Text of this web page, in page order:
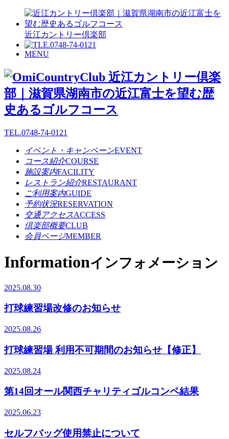
近江カントリー倶楽部
MENU
TEL.0748-74-0121
イベント・キャンペーンEVENT
コース紹介COURSE
施設案内FACILITY
レストラン紹介RESTAURANT
ご利用案内GUIDE
予約状況RESERVATION
交通アクセスACCESS
倶楽部概要CLUB
会員ページMEMBER
Informationインフォメーション
2025.08.30
打球練習場改修のお知らせ
2025.08.26
打球練習場 利用不可期間のお知らせ【修正】
2025.08.24
第14回オール関西チャリティゴルコンペ結果
2025.06.23
セルフバッグ使用禁止について